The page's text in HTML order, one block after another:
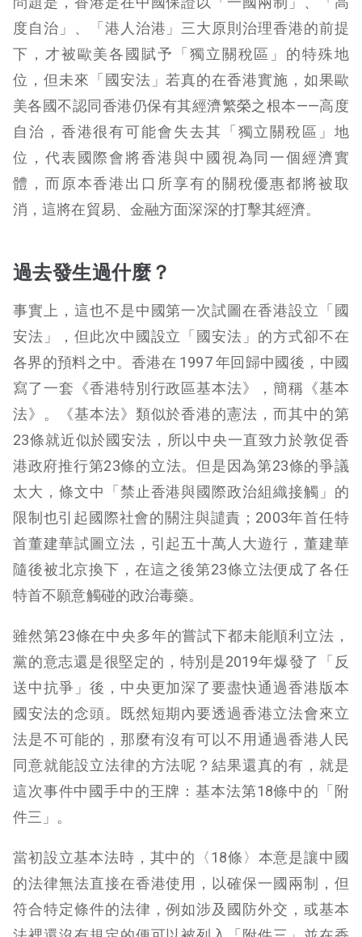
度自治」、「港人治港」三大原則治理香港的前提
下，才被歐美各國賦予「獨立關稅區」的特殊地
位，但未來「國安法」若真的在香港實施，如果歐
美各國不認同香港仍保有其經濟繁榮之根本——高度
自治，香港很有可能會失去其「獨立關稅區」地
位，代表國際會將香港與中國視為同一個經濟實
體，而原本香港出口所享有的關稅優惠都將被取
消，這將在貿易、金融方面深深的打擊其經濟。
過去發生過什麼？
事實上，這也不是中國第一次試圖在香港設立「國
安法」，但此次中國設立「國安法」的方式卻不在
各界的預料之中。香港在 1997 年回歸中國後，中國
寫了一套《香港特別行政區基本法》，簡稱《基本
法》。《基本法》類似於香港的憲法，而其中的第
23條就近似於國安法，所以中央一直致力於敦促香
港政府推行第23條的立法。但是因為第23條的爭議
太大，條文中「禁止香港與國際政治組織接觸」的
限制也引起國際社會的關注與譴責；2003年首任特
首董建華試圖立法，引起五十萬人大遊行，董建華
隨後被北京換下，在這之後第23條立法便成了各任
特首不願意觸碰的政治毒藥。
雖然第23條在中央多年的嘗試下都未能順利立法，
黨的意志還是很堅定的，特別是2019年爆發了「反
送中抗爭」後，中央更加深了要盡快通過香港版本
國安法的念頭。既然短期內要透過香港立法會來立
法是不可能的，那麼有沒有可以不用通過香港人民
同意就能設立法律的方法呢？結果還真的有，就是
這次事件中國手中的王牌：基本法第18條中的「附
件三」。
當初設立基本法時，其中的〈18條〉本意是讓中國
的法律無法直接在香港使用，以確保一國兩制，但
符合特定條件的法律，例如涉及國防外交，或基本